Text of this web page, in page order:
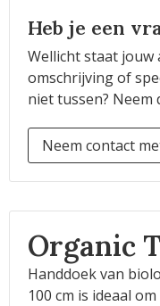
Heb je een
Wellicht staat
omschrijving of
niet tussen? Neem
Neem contact
Organic
Handdoek van
100 cm is ideaal